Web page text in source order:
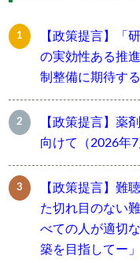
【政策提言】「
の実効性ある推
制整備に期待す
【政策提言】薬
向けて（2026年7
【政策提言】難
た切れ目のない
べての人が適切
築を目指してー